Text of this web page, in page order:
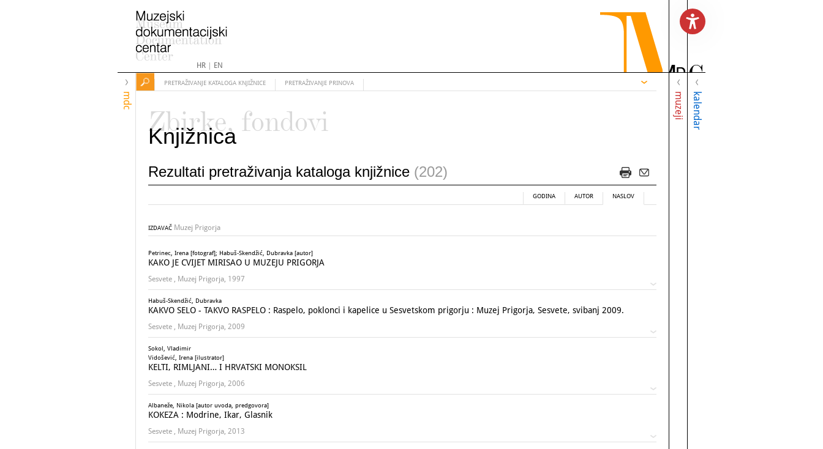
HR| EN
mdc muzeji kalendar
PRETRAŽIVANJE KATALOGA KNJIŽNICE PRETRAŽIVANJE PRINOVA
Zbirke, fondovi
Knjižnica
Rezultati pretraživanja kataloga knjižnice (202)
GODINA AUTOR NASLOV
IZDAVAČ Muzej Prigorja
Petrinec, Irena [fotograf]; Habuš-Skendžić, Dubravka [autor]
KAKO JE CVIJET MIRISAO U MUZEJU PRIGORJA
Sesvete , Muzej Prigorja, 1997
Habuš-Skendžić, Dubravka
KAKVO SELO - TAKVO RASPELO : Raspelo, poklonci i kapelice u Sesvetskom prigorju : Muzej Prigorja, Sesvete, svibanj 2009.
Sesvete , Muzej Prigorja, 2009
Sokol, Vladimir
Vidošević, Irena [ilustrator]
KELTI, RIMLJANI… I HRVATSKI MONOKSIL
Sesvete , Muzej Prigorja, 2006
Albaneže, Nikola [autor uvoda, predgovora]
KOKEZA : Modrine, Ikar, Glasnik
Sesvete , Muzej Prigorja, 2013